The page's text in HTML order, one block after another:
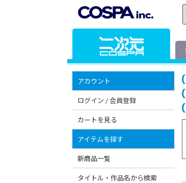
アカウント
ログイン / 会員登録
カートを見る
アイテムを探す
新商品一覧
タイトル・作品名から検索